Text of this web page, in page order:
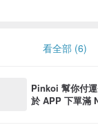
看全部 (6)
Pinkoi 幫你付
於 APP 下單滿